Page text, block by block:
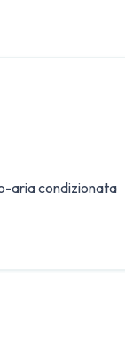
aria condizionata